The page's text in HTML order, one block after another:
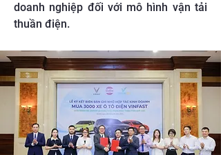
doanh nghiệp đối với mô hình vận tải
thuần điện.